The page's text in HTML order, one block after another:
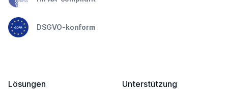
DSGVO-konform
Lösungen
Unterstützung